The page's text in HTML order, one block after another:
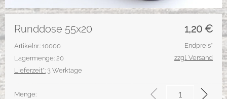
1,20 €
Runddose 55x20
Artikelnr.: 10000
Lagermenge: 20
Lieferzeit*: 3 Werktage
Endpreis*
zzgl. Versand
Menge: